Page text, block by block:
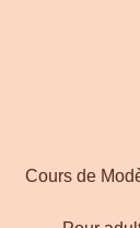
Cours de